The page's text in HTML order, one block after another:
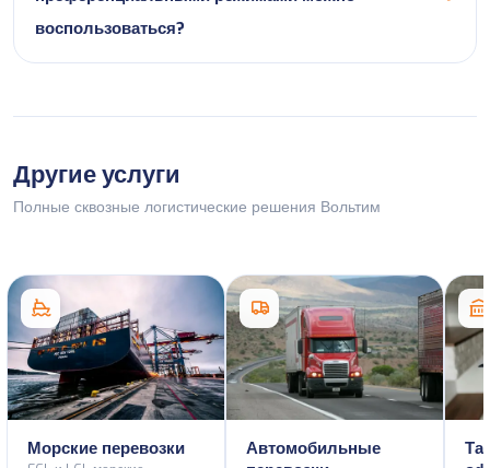
воспользоваться?
Другие услуги
Полные сквозные логистические решения Вольтим
Морские перевозки
Автомобильные